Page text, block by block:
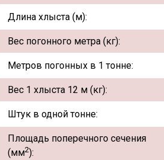
Длина хлыста (м):
Вес погонного метра (кг):
Метров погонных в 1 тонне:
Вес 1 хлыста 12 м (кг):
Штук в одной тонне:
Площадь поперечного сечения
(мм2):